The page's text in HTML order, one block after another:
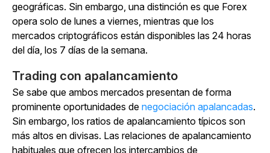
geográficas. Sin embargo, una distinción es que Forex
opera solo de lunes a viernes, mientras que los
mercados criptográficos están disponibles las 24 horas
del día, los 7 días de la semana.
Trading con apalancamiento
Se sabe que ambos mercados presentan de forma
prominente oportunidades de negociación apalancadas.
Sin embargo, los ratios de apalancamiento típicos son
más altos en divisas. Las relaciones de apalancamiento
habituales que ofrecen los intercambios de